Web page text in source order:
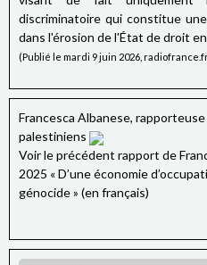
discriminatoire qui constitue
dans l'érosion de l'État de droit
(Publié le mardi 9 juin 2026,
Francesca Albanese,
palestiniens
Voir le précédent rapport de
2025 « D’une économie
génocide » (en français)